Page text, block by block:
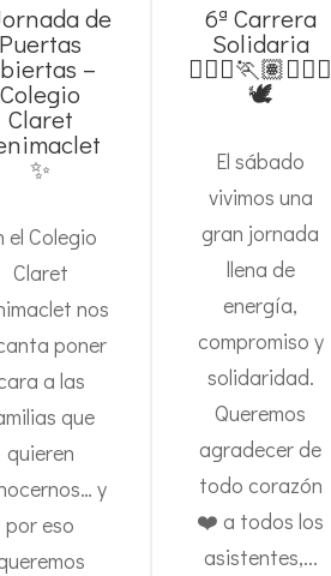
de
Puertas
–
Colegio
Claret
✨
el Colegio
Claret
nos
poner
a las
que
quieren
y
por eso
6ª Carrera
Solidaria
🏃🏽‍♂️🏃🏽🏃🏼‍♀️
🕊️
El sábado
vivimos una
gran jornada
llena de
energía,
compromiso y
solidaridad.
Queremos
agradecer de
todo corazón
❤️ a todos los
asistentes,...